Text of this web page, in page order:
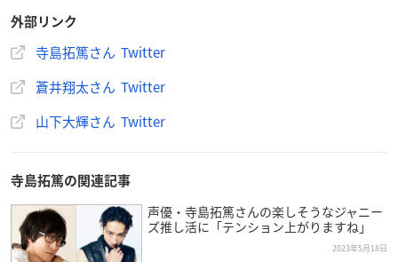
外部リンク
寺島拓篤さん Twitter
蒼井翔太さん Twitter
山下大輝さん Twitter
寺島拓篤の関連記事
声優・寺島拓篤さんの楽しそうなジャニー
ズ推し活に「テンション上がりますね」
2023年5月18日